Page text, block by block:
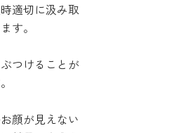
適切に汲み取
す。
つけることが
顔が見えない